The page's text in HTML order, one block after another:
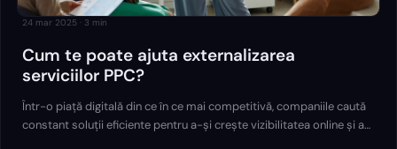
24 mar 2025 · 3 min
Cum te poate ajuta externalizarea
serviciilor PPC?
Într-o piață digitală din ce în ce mai competitivă, companiile caută
constant soluții eficiente pentru a-și crește vizibilitatea online și a